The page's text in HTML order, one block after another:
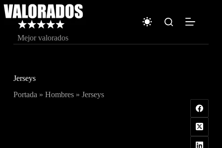
Saltar
al
contenido
Mejor valorados
Jerseys
Portada » Hombres» Jerseys